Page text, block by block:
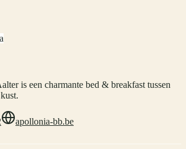
is een charmante bed & breakfast tussen
apollonia-bb.be